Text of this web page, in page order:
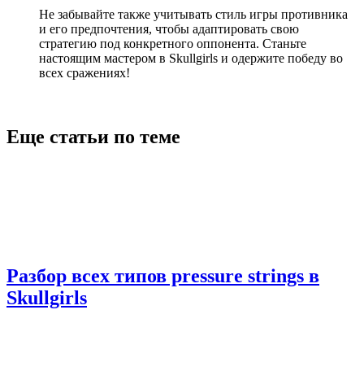
Не забывайте также учитывать стиль игры противника
и его предпочтения, чтобы адаптировать свою
стратегию под конкретного оппонента. Станьте
настоящим мастером в Skullgirls и одержите победу во
всех сражениях!
Еще статьи по теме
Разбор всех типов pressure strings в
Skullgirls